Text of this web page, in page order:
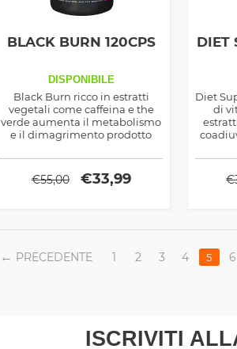
BLACK BURN 120CPS
DISPONIBILE
Black Burn ricco in estratti
vegetali come caffeina e the
verde aumenta il metabolismo
e il dimagrimento prodotto
€55,00 €33,99
DIET
Diet
di
€
PRECEDENTE 1 2 3 4 5 6
ISCRIVITI